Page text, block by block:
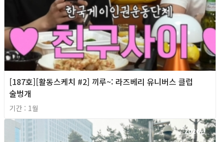
[187호][활동스케치 #2] 끼루~: 라즈베리 유니버스 클럽
술벙개
기간 : 1월
2026년